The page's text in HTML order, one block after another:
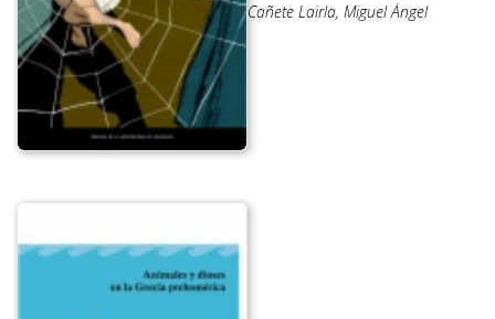
Cañete Lairla, Miguel Ángel